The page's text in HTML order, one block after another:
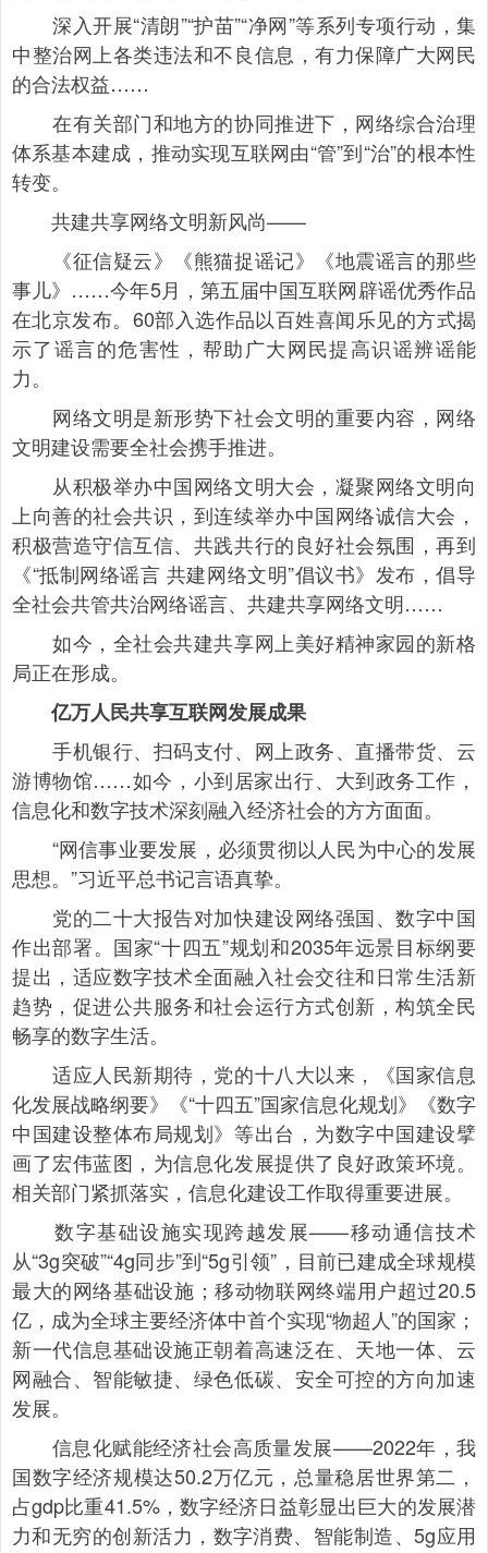
深入开展“清朗”“护苗”“净网”等系列专项行动，集
中整治网上各类违法和不良信息，有力保障广大网民
的合法权益……
在有关部门和地方的协同推进下，网络综合治理
体系基本建成，推动实现互联网由“管”到“治”的根本性
转变。
共建共享网络文明新风尚——
《征信疑云》《熊猫捉谣记》《地震谣言的那些
事儿》……今年5月，第五届中国互联网辟谣优秀作品
在北京发布。60部入选作品以百姓喜闻乐见的方式揭
示了谣言的危害性，帮助广大网民提高识谣辨谣能
力。
网络文明是新形势下社会文明的重要内容，网络
文明建设需要全社会携手推进。
从积极举办中国网络文明大会，凝聚网络文明向
上向善的社会共识，到连续举办中国网络诚信大会，
积极营造守信互信、共践共行的良好社会氛围，再到
《“抵制网络谣言 共建网络文明”倡议书》发布，倡导
全社会共管共治网络谣言、共建共享网络文明……
如今，全社会共建共享网上美好精神家园的新格
局正在形成。
亿万人民共享互联网发展成果
手机银行、扫码支付、网上政务、直播带货、云
游博物馆……如今，小到居家出行、大到政务工作，
信息化和数字技术深刻融入经济社会的方方面面。
“网信事业要发展，必须贯彻以人民为中心的发展
思想。”习近平总书记言语真挚。
党的二十大报告对加快建设网络强国、数字中国
作出部署。国家“十四五”规划和2035年远景目标纲要
提出，适应数字技术全面融入社会交往和日常生活新
趋势，促进公共服务和社会运行方式创新，构筑全民
畅享的数字生活。
适应人民新期待，党的十八大以来，《国家信息
化发展战略纲要》《“十四五”国家信息化规划》《数字
中国建设整体布局规划》等出台，为数字中国建设擘
画了宏伟蓝图，为信息化发展提供了良好政策环境。
相关部门紧抓落实，信息化建设工作取得重要进展。
数字基础设施实现跨越发展——移动通信技术
从“3g突破”“4g同步”到“5g引领”，目前已建成全球规模
最大的网络基础设施；移动物联网终端用户超过20.5
亿，成为全球主要经济体中首个实现“物超人”的国家；
新一代信息基础设施正朝着高速泛在、天地一体、云
网融合、智能敏捷、绿色低碳、安全可控的方向加速
发展。
信息化赋能经济社会高质量发展——2022年，我
国数字经济规模达50.2万亿元，总量稳居世界第二，
占gdp比重41.5%，数字经济日益彰显出巨大的发展潜
力和无穷的创新活力，数字消费、智能制造、5g应用